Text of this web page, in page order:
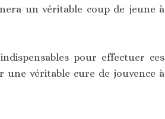
un véritable coup de jeune à
pour effectuer ces
véritable cure de jouvence à